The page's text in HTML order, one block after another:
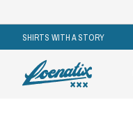
SHIRTS WITH A STORY